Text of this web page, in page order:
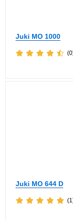
Juki MO 1000
Juki MO 644 D